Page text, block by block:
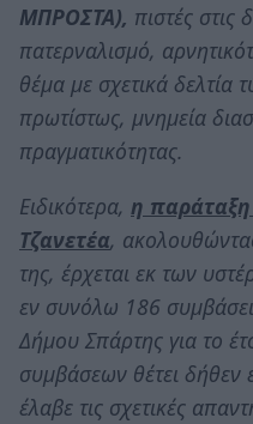
ΜΠΡΟΣΤΑ), πιστές στις
πατερναλισμό,
θέμα με σχετικά δελτία
πρωτίστως, μνημεία
πραγματικότητας.
Ειδικότερα, η
Τζανετέα,
της, έρχεται εκ των
εν συνόλω 186
Δήμου Σπάρτης για το
συμβάσεων θέτει
έλαβε τις σχετικές